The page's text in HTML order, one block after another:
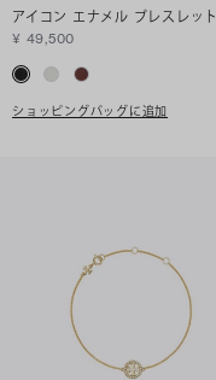
アイコン エナメル ブレスレット
¥ 49,500
ショッピングバッグに追加